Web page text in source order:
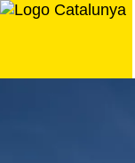
Saltar